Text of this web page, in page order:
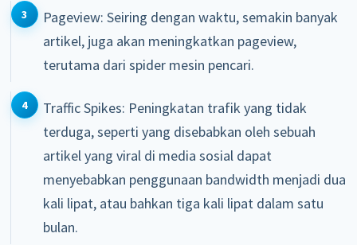
Pageview: Seiring dengan waktu, semakin banyak
artikel, juga akan meningkatkan pageview,
terutama dari spider mesin pencari.
Traffic Spikes: Peningkatan trafik yang tidak
terduga, seperti yang disebabkan oleh sebuah
artikel yang viral di media sosial dapat
menyebabkan penggunaan bandwidth menjadi dua
kali lipat, atau bahkan tiga kali lipat dalam satu
bulan.